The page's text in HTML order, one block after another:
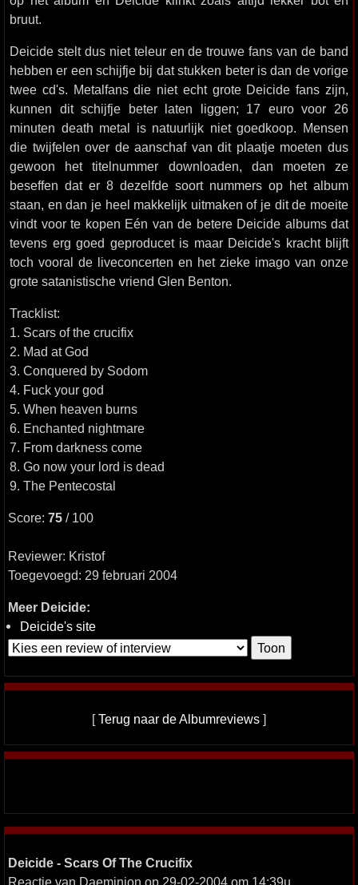
bruut.
Deicide stelt dus niet teleur en de trouwe fans van de band
hebben er een schijfje bij dat stukken beter is dan de vorige
twee cd's. Metalfans die niet echt grote Deicide fans zijn,
kunnen dit schijfje beter laten liggen; 17 euro voor 26
minuten death metal is natuurlijk niet goedkoop. Mensen
die twijfelen over de aanschaf van dit plaatje moeten dus
gewoon het titelnummer downloaden, dan moeten ze
beseffen dat er 8 dezelfde soort nummers op het album
staan, en dan je heel makkelijk uitmaken of je dit de moeite
vindt voor te kopen Eén van de betere Deicide albums dat
tevens erg goed geproducet is maar Deicide's kracht blijft
toch vooral de liveconcerten en het zieke imago van onze
grote satanistische vriend Glen Benton.
Tracklist:
1. Scars of the crucifix
2. Mad at God
3. Conquered by Sodom
4. Fuck your god
5. When heaven burns
6. Enchanted nightmare
7. From darkness come
8. Go now your lord is dead
9. The Pentecostal
Score: 75 / 100
Reviewer: Kristof
Toegevoegd: 29 februari 2004
Meer Deicide:
Deicide's site
[Terug naar de Albumreviews ]
Deicide - Scars Of The Crucifix
Reactie van Daeminion op 29-02-2004 om 14:39u